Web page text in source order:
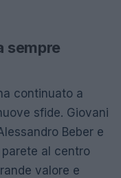
sempre
continuato a
sfide. Giovani
Beber e
al centro
valore e